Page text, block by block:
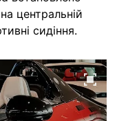
центральній
сидіння.